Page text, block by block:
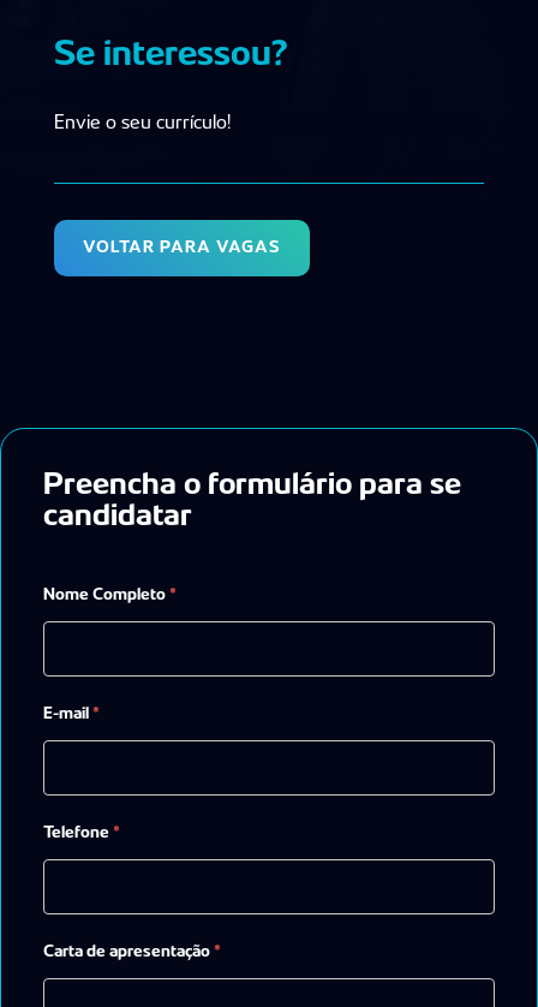
Se interessou?
Envie o seu currículo!
VOLTAR PARA VAGAS
Preencha o formulário para se
candidatar
Nome Completo *
E-mail *
Telefone *
Carta de apresentação *